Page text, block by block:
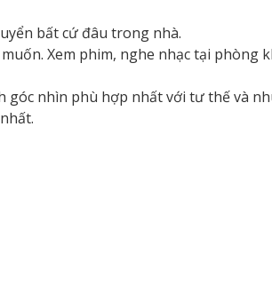
bất cứ đâu trong nhà.
Xem phim, nghe nhạc tại phòng
nhìn phù hợp nhất với tư thế và